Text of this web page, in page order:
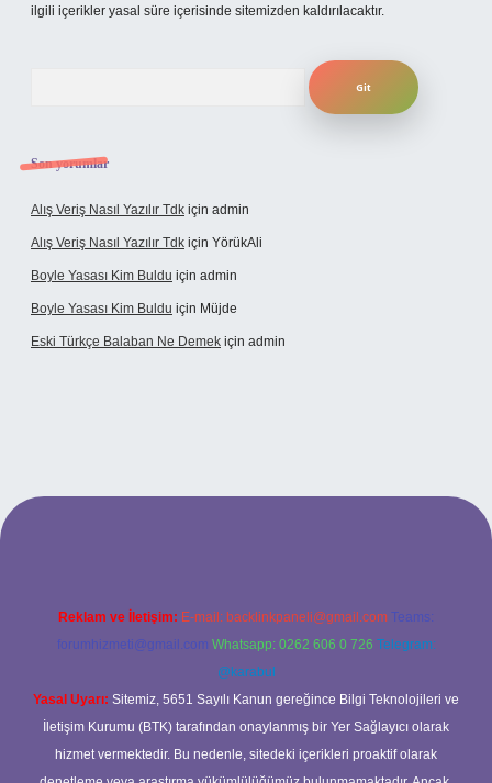
ilgili içerikler yasal süre içerisinde sitemizden kaldırılacaktır.
Son yorumlar
Alış Veriş Nasıl Yazılır Tdk için admin
Alış Veriş Nasıl Yazılır Tdk için YörükAli
Boyle Yasası Kim Buldu için admin
Boyle Yasası Kim Buldu için Müjde
Eski Türkçe Balaban Ne Demek için admin
Reklam ve İletişim: E-mail: backlinkpaneli@gmail.com Teams:
forumhizmeti@gmail.com Whatsapp: 0262 606 0 726 Telegram:
@karabul
Yasal Uyarı: Sitemiz, 5651 Sayılı Kanun gereğince Bilgi Teknolojileri ve
İletişim Kurumu (BTK) tarafından onaylanmış bir Yer Sağlayıcı olarak
hizmet vermektedir. Bu nedenle, sitedeki içerikleri proaktif olarak